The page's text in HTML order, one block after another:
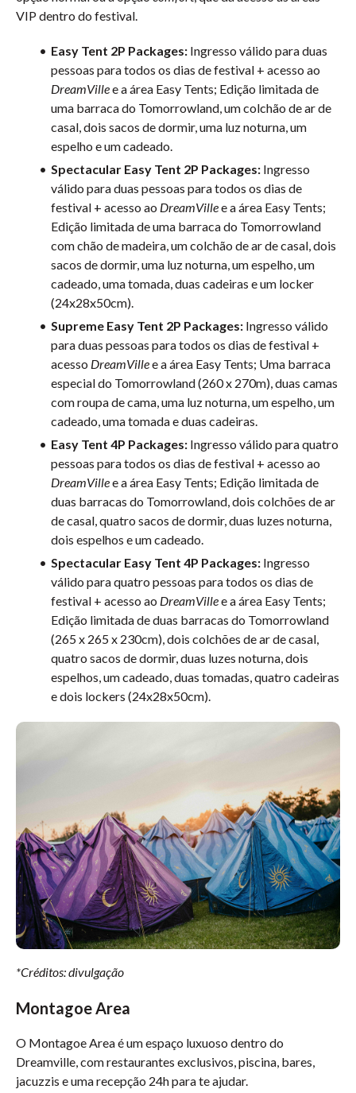
VIP dentro do festival.
Easy Tent 2P Packages: Ingresso válido para duas
pessoas para todos os dias de festival + acesso ao
DreamVillee a área Easy Tents; Edição limitada de
uma barraca do Tomorrowland, um colchão de ar de
casal, dois sacos de dormir, uma luz noturna, um
espelho e um cadeado.
Spectacular Easy Tent 2P Packages: Ingresso
válido para duas pessoas para todos os dias de
festival + acesso ao DreamVillee a área Easy Tents;
Edição limitada de uma barraca do Tomorrowland
com chão de madeira, um colchão de ar de casal, dois
sacos de dormir, uma luz noturna, um espelho, um
cadeado, uma tomada, duas cadeiras e um locker
(24x28x50cm).
Supreme Easy Tent 2P Packages: Ingresso válido
para duas pessoas para todos os dias de festival +
acesso DreamVillee a área Easy Tents; Uma barraca
especial do Tomorrowland (260 x 270m), duas camas
com roupa de cama, uma luz noturna, um espelho, um
cadeado, uma tomada e duas cadeiras.
Easy Tent 4P Packages: Ingresso válido para quatro
pessoas para todos os dias de festival + acesso ao
DreamVillee a área Easy Tents; Edição limitada de
duas barracas do Tomorrowland, dois colchões de ar
de casal, quatro sacos de dormir, duas luzes noturna,
dois espelhos e um cadeado.
Spectacular Easy Tent 4P Packages: Ingresso
válido para quatro pessoas para todos os dias de
festival + acesso ao DreamVillee a área Easy Tents;
Edição limitada de duas barracas do Tomorrowland
(265 x 265 x 230cm), dois colchões de ar de casal,
quatro sacos de dormir, duas luzes noturna, dois
espelhos, um cadeado, duas tomadas, quatro cadeiras
e dois lockers (24x28x50cm).
*Créditos: divulgação
Montagoe Area
O Montagoe Area é um espaço luxuoso dentro do
Dreamville, com restaurantes exclusivos, piscina, bares,
jacuzzis e uma recepção 24h para te ajudar.